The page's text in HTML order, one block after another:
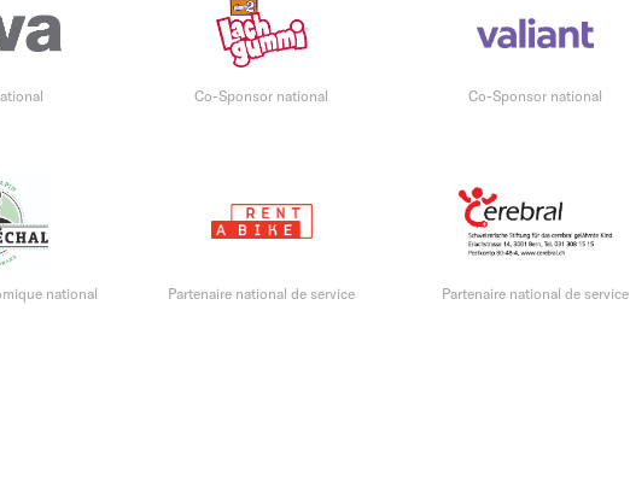
Co-Sponsor national Co-Sponsor national
national Partenaire national de service Partenaire national de service